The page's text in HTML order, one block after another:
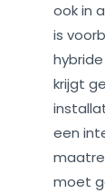
ook in
is
krijgt
een
moet